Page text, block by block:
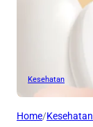
Kesehatan
Home/Kesehatan